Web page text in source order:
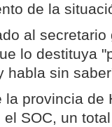
de la
al secretario
lo destituya
habla sin
la provincia de
SOC, un